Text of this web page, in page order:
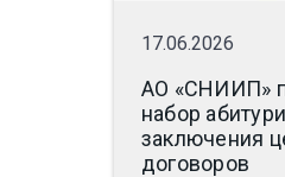
17.06.2026
АО «СНИИП»
набор
заключения
договоров